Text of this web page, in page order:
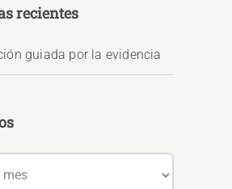
recientes
guiada por la evidencia